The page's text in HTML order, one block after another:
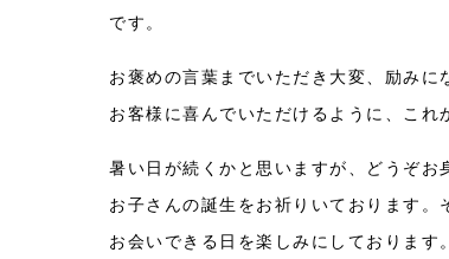
です。
お褒めの言葉までいただき大変、励み
お客様に喜んでいただけるように、これ
暑い日が続くかと思いますが、どうぞ
お子さんの誕生をお祈りいております
お会いできる日を楽しみにしております。